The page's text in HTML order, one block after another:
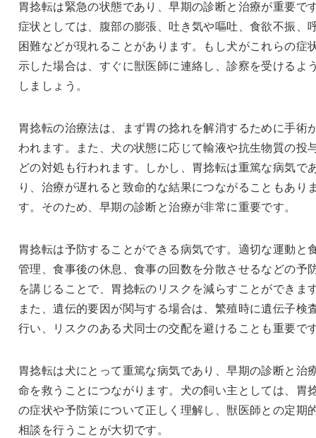
胃捻転は緊急の状態であり、早期の診断と治療が重要で
症状としては、腹部の膨張、吐き気や嘔吐、食欲不振、
困難などが現れることがあります。もし犬がこれらの症
示した場合は、すぐに獣医師に連絡し、診察を受けるよ
しましょう。
胃捻転の治療法は、まず胃の捻れを解消するために手術
われます。また、犬の状態に応じて輸液や抗生物質の投
どの対処も行われます。しかし、胃捻転は重篤な病気で
り、治療が遅れると致命的な結果につながることもあり
す。そのため、早期の診断と治療が非常に重要です。
胃捻転は予防することができる病気です。適切な運動と
管理、食事後の休息、食事の回数を分散させるなどの予
を講じることで、胃捻転のリスクを減らすことができま
また、遺伝的要因が関与する場合は、繁殖時に遺伝子検
行い、リスクのある犬同士の交配を避けることも重要で
胃捻転は犬にとって重篤な病気であり、早期の診断と治
命を救うことにつながります。犬の飼い主としては、胃
の症状や予防策について正しく理解し、獣医師との定期
相談を行うことが大切です。